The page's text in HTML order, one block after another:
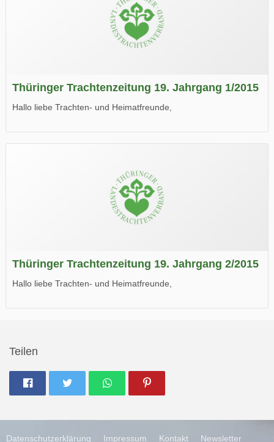
Thüringer Trachtenzeitung 19. Jahrgang 1/2015
Hallo liebe Trachten- und Heimatfreunde,
Wir wünschen Euch viel Spaß beim Lesen.
Thüringer Trachtenzeitung 19. Jahrgang 2/2015
Hallo liebe Trachten- und Heimatfreunde,
Teilen
Datenschutzerklärung Impressum Kontakt Newsletter